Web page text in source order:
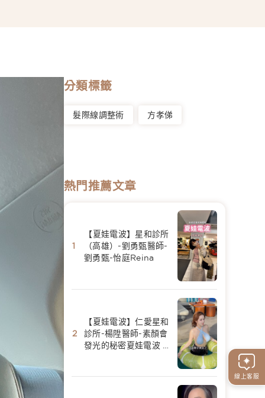
線上客服
分類標籤
髮際線調整術 方孝俤
熱門推薦文章
【夏娃電波】星和診所
（高雄）-劉勇甄醫師-
劉勇甄-怡庭Reina
【夏娃電波】仁愛星和
診所-楊陞醫師-素顏會
發光的秘密夏娃電波 -